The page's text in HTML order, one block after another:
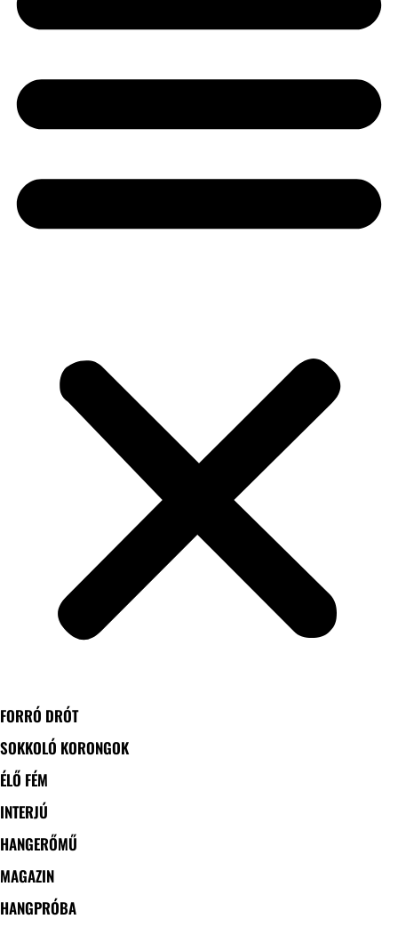
FORRÓ DRÓT
SOKKOLÓ KORONGOK
ÉLŐ FÉM
INTERJÚ
HANGERŐMŰ
MAGAZIN
HANGPRÓBA